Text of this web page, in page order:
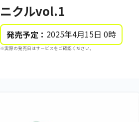
ニクルvol.1
発売予定： 2025年4月15日 0時
※実際の発売日はサービスをご確認ください。